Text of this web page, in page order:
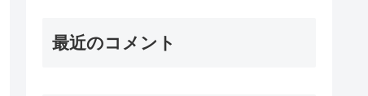
最近のコメント